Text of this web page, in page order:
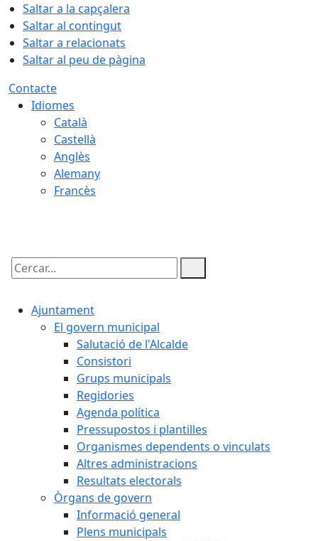
Saltar a la capçalera
Saltar al contingut
Saltar a relacionats
Saltar al peu de pàgina
Contacte
Idiomes
Català
Castellà
Anglès
Alemany
Francès
Cercar:
Ajuntament
El govern municipal
Salutació de l'Alcalde
Consistori
Grups municipals
Regidories
Agenda política
Pressupostos i plantilles
Organismes dependents o vinculats
Altres administracions
Resultats electorals
Òrgans de govern
Informació general
Plens municipals